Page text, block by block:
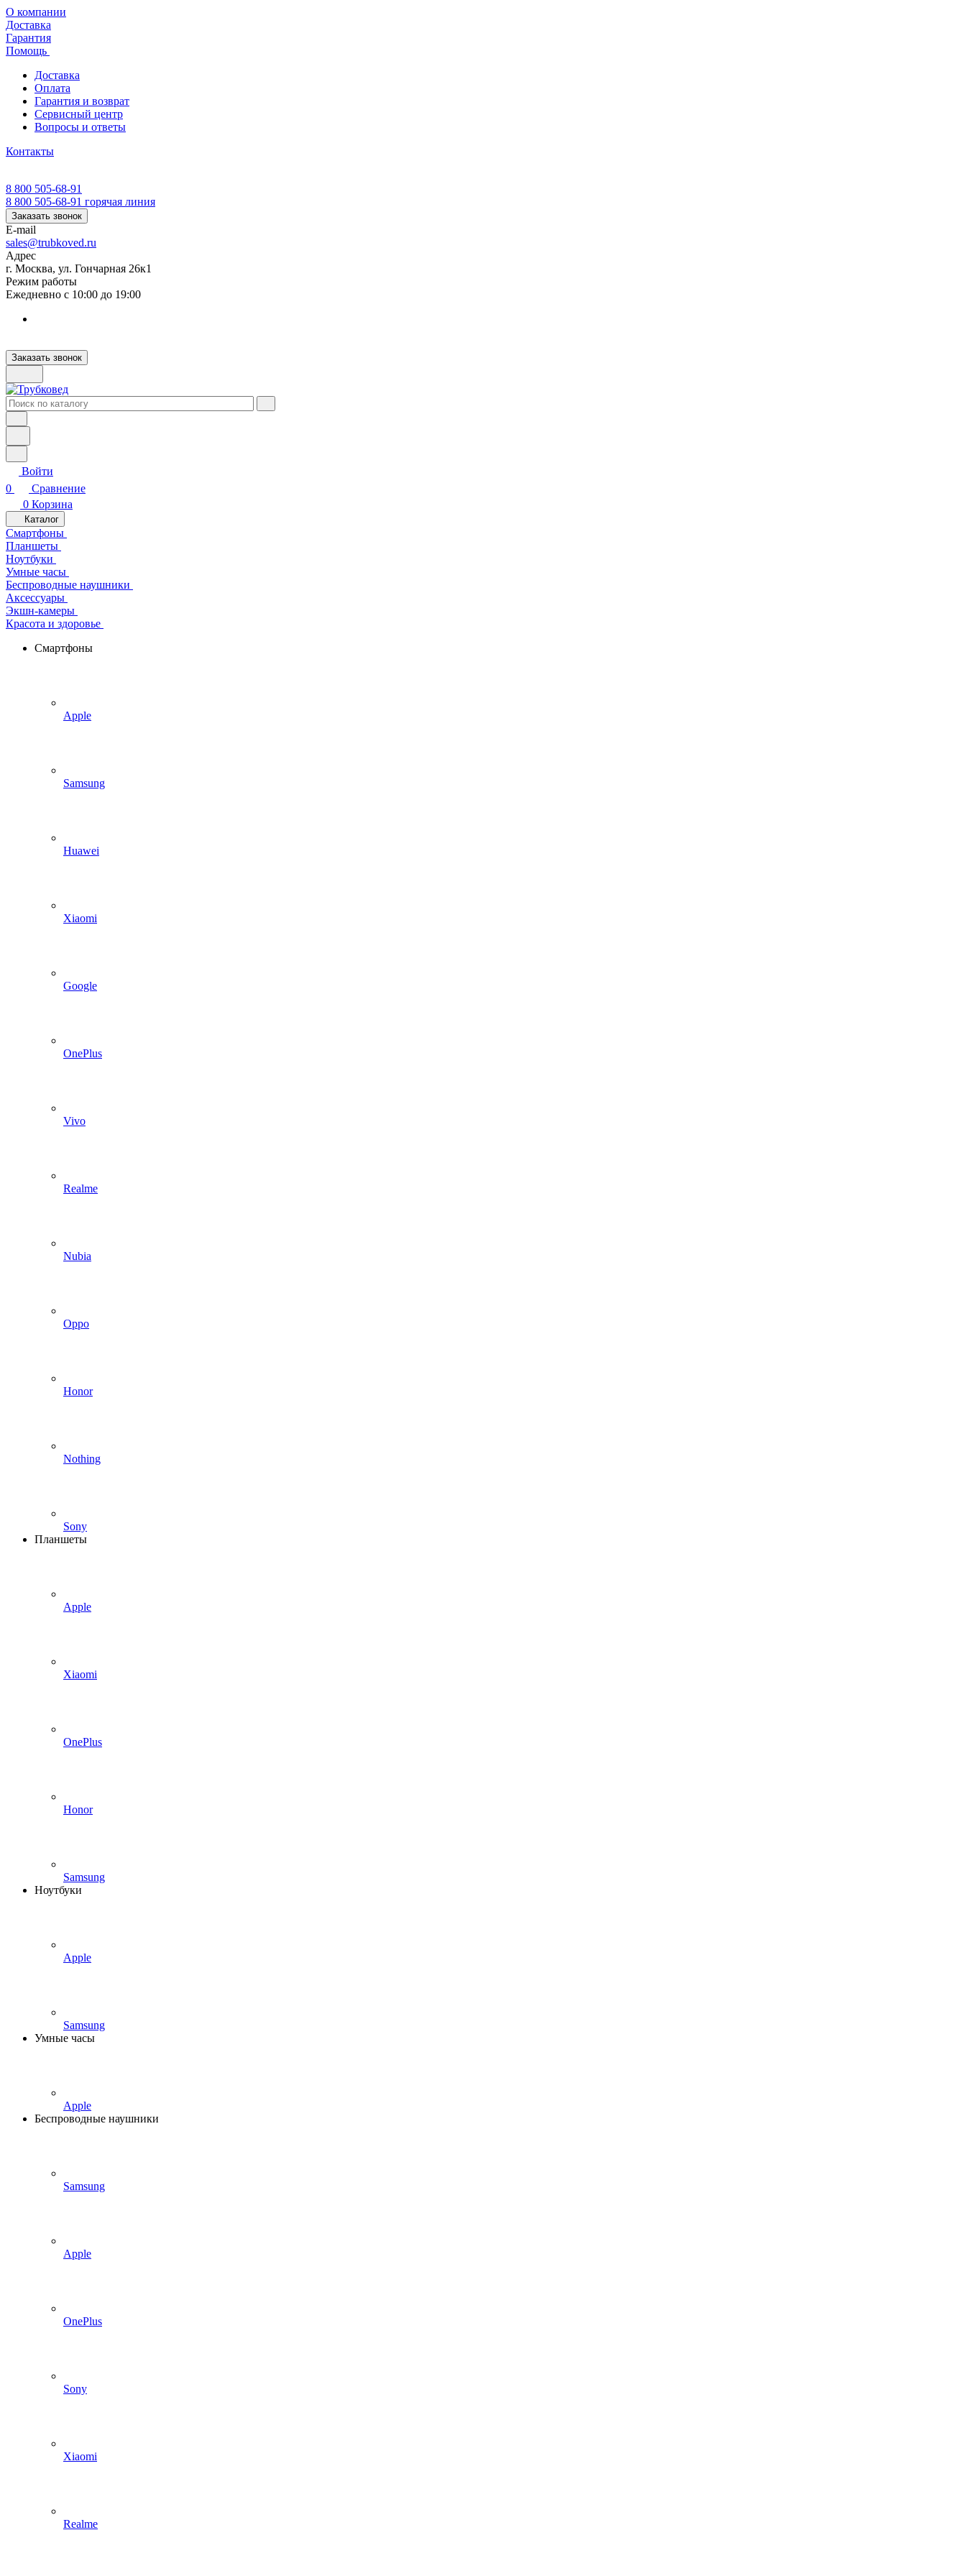
О компании
Доставка
Гарантия
Помощь
Доставка
Оплата
Гарантия и возврат
Сервисный центр
Вопросы и ответы
Контакты
8 800 505-68-91
8 800 505-68-91 горячая линия
Заказать звонок
E-mail
sales@trubkoved.ru
Адрес
г. Москва, ул. Гончарная 26к1
Режим работы
Ежедневно с 10:00 до 19:00
Заказать звонок
Войти
0
Сравнение
0 Корзина
Каталог
Смартфоны
Планшеты
Ноутбуки
Умные часы
Беспроводные наушники
Аксессуары
Экшн-камеры
Красота и здоровье
Смартфоны
Apple
Samsung
Huawei
Xiaomi
Google
OnePlus
Vivo
Realme
Nubia
Oppo
Honor
Nothing
Sony
Планшеты
Apple
Xiaomi
OnePlus
Honor
Samsung
Ноутбуки
Apple
Samsung
Умные часы
Apple
Беспроводные наушники
Samsung
Apple
OnePlus
Sony
Xiaomi
Realme